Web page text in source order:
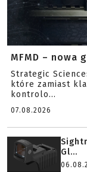
MFMD – nowa
Strategic
które zamiast
kontrolo...
07.08.2026
Gl...